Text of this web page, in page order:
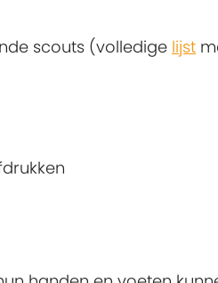
scouts (volledige lijst